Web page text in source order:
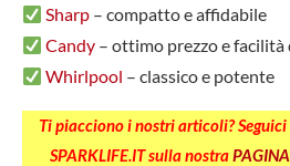
Sharp – compatto e affidabile
Candy – ottimo prezzo e facilità
Whirlpool – classico e potente
Ti piacciono i nostri articoli?
SPARKLIFE.IT sulla nostra